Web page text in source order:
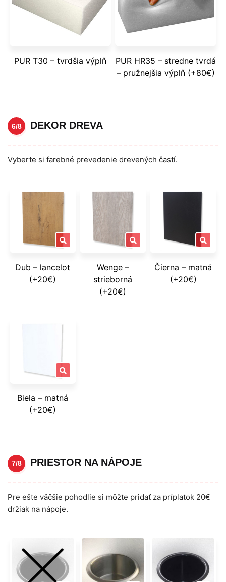
PUR T30 – tvrdšia výplň
PUR HR35 – stredne tvrdá
– pružnejšia výplň (+80€)
6/8 DEKOR DREVA
Vyberte si farebné prevedenie drevených častí.
Dub – lancelot
(+20€)
Wenge –
strieborná
(+20€)
Čierna – matná
(+20€)
Biela – matná
(+20€)
7/8 PRIESTOR NA NÁPOJE
Pre ešte väčšie pohodlie si môžte pridať za príplatok 20€
držiak na nápoje.